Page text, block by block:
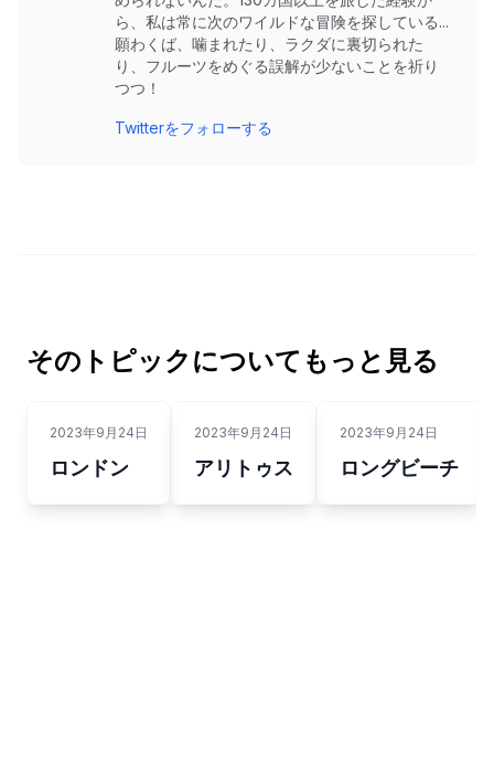
ら、私は常に次のワイルドな冒険を探している...
願わくば、噛まれたり、ラクダに裏切られた
り、フルーツをめぐる誤解が少ないことを祈り
つつ！
Twitterをフォローする
そのトピックについてもっと見る
2023年9月24日
ロンドン
2023年9月24日
アリトゥス
2023年9月24日
ロングビーチ